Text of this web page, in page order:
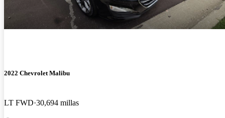
2022 Chevrolet Malibu
LT FWD 30,694 millas